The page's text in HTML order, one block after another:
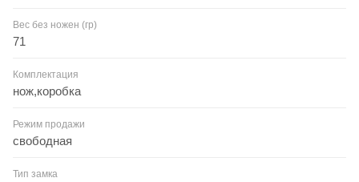
Вес без ножен (гр)
71
Комплектация
нож,коробка
Режим продажи
свободная
Тип замка